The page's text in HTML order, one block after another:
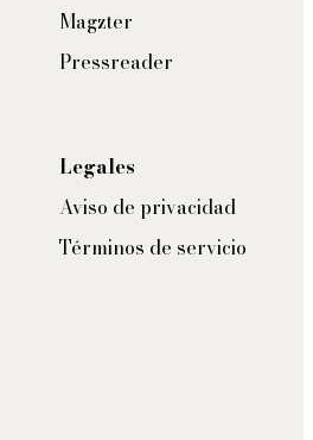
Magzter
Pressreader
Legales
Aviso de privacidad
Términos de servicio